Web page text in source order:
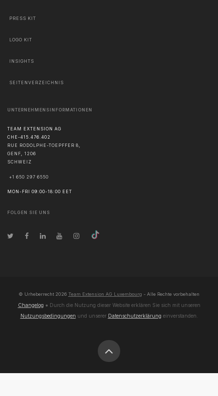
PRESS KIT
LOGO KIT
INSIGHTS
SEITENVERZEICHNIS
UNTERNEHMENSINFORMATIONEN
TEAM EXTENSION AG
CHE-415.476.402
RUE RODOLPHE-TOEPFFER 8,
GENF, 1206
SCHWEIZ
+1 650 297 6550
MON-FRI 09:00-18:00 EET
FOLGEN SIE UNS
© Urheberrecht 2026 Team Extension AG Luxembourg - Alle Rechte vorbehalten
Changelog ● Durch die Nutzung dieser Website erklären Sie sich mit unseren
Nutzungsbedingungen und unserer Datenschutzerklärung einverstanden.